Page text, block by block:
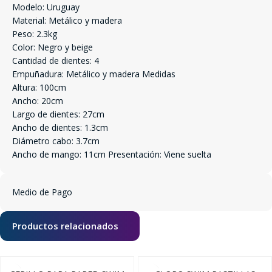
Modelo: Uruguay
Material: Metálico y madera
Peso: 2.3kg
Color: Negro y beige
Cantidad de dientes: 4
Empuñadura: Metálico y madera Medidas
Altura: 100cm
Ancho: 20cm
Largo de dientes: 27cm
Ancho de dientes: 1.3cm
Diámetro cabo: 3.7cm
Ancho de mango: 11cm Presentación: Viene suelta
Medio de Pago
Productos relacionados